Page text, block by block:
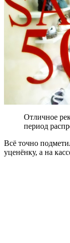
Отличное
период
Всё точно
уценёнку, а на